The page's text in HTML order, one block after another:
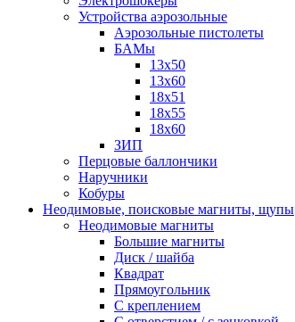
Устройства аэрозольные
Аэрозольные пистолеты
БАМы
13х50
13х60
18х51
18х55
18х60
ЗИП
Перцовые баллончики
Наручники
Кобуры
Неодимовые, поисковые магниты, щупы
Неодимовые магниты
Большие магниты
Диск / шайба
Квадрат
Прямоугольник
С креплением